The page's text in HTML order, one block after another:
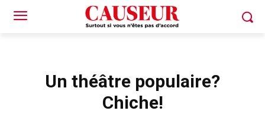
Un théâtre populaire?
Chiche!